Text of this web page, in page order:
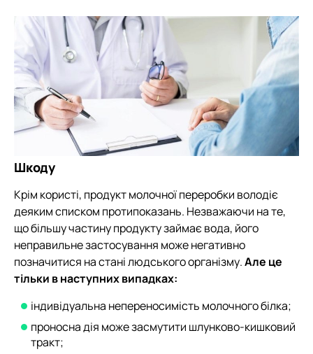
Шкоду
Крім користі, продукт молочної переробки володіє
деяким списком протипоказань. Незважаючи на те,
що більшу частину продукту займає вода, його
неправильне застосування може негативно
позначитися на стані людського організму.Але це
тільки в наступних випадках:
індивідуальна непереносимість молочного білка;
проносна дія може засмутити шлунково-кишковий
тракт;